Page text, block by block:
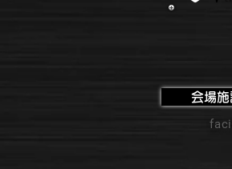
会場